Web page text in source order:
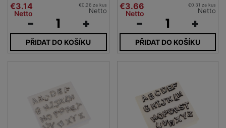
€3.14
Netto
€0.26 za kus
Netto
- +
PŘIDAT DO KOŠÍKU
€3.66
Netto
€0.31 za kus
Netto
- +
PŘIDAT DO KOŠÍKU